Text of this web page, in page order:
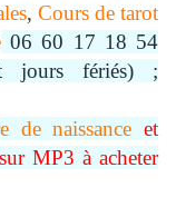
, Cours de tarot
06 60 17 18 54
jours fériés) ;
de naissance et
MP3 à acheter